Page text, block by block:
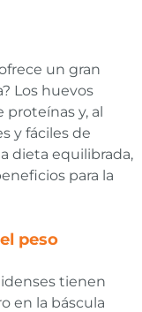
un gran
Los huevos
y, al
y fáciles de
dieta equilibrada,
para la
peso
tienen
en la báscula